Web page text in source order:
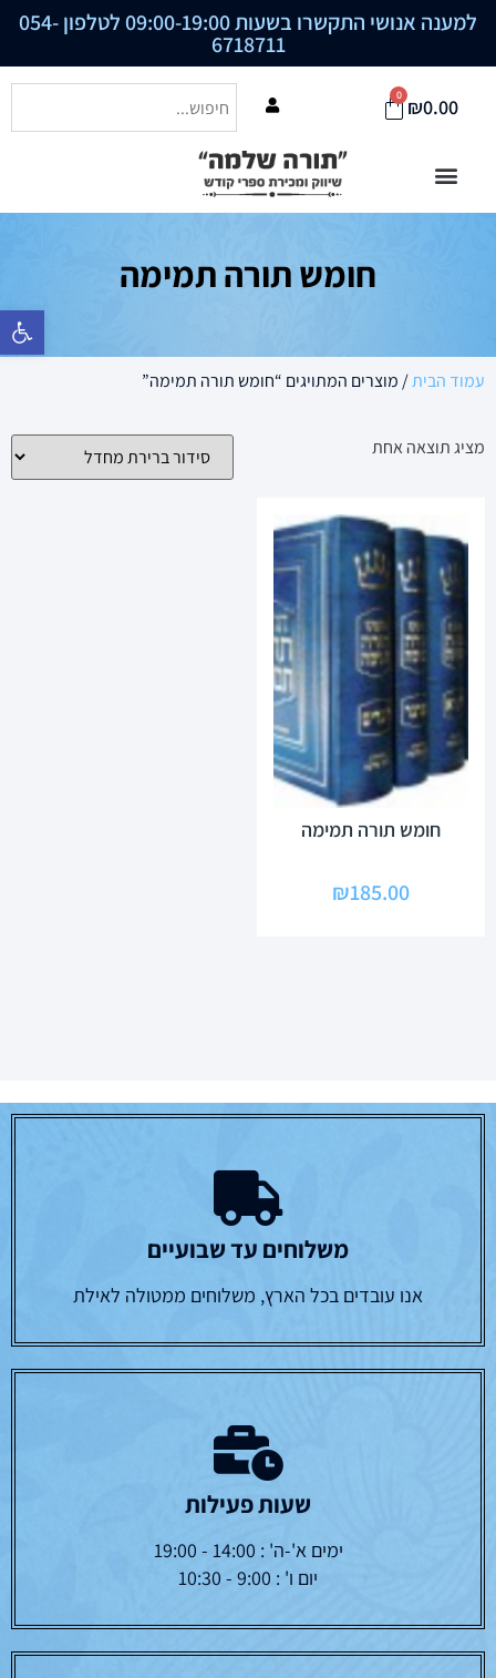
פתח סרגל
למענה אנושי התקשרו בשעות 09:00-19:00 לטלפון 054-
6718711
₪0.00
0
חומש תורה תמימה
עמוד הבית/ מוצרים המתויגים “חומש תורה תמימה”
מציג תוצאה אחת
חומש תורה תמימה
₪185.00
משלוחים עד שבועיים
אנו עובדים בכל הארץ, משלוחים ממטולה לאילת
שעות פעילות
ימים א'-ה' : 14:00 - 19:00
יום ו' : 9:00 - 10:30